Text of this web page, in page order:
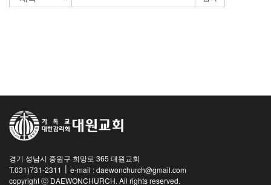
경기 성남시 중원구 희망로 365 대원교회
T.031)731-2311 | e-mail : daewonchurch@gmail.com
copyright ⓒ DAEWONCHURCH. All rights reserved.